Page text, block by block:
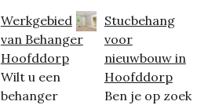
Werkgebied
van Behanger
Hoofddorp
Wilt u een
behanger
Stucbehang
voor
nieuwbouw in
Hoofddorp
Ben je op zoek